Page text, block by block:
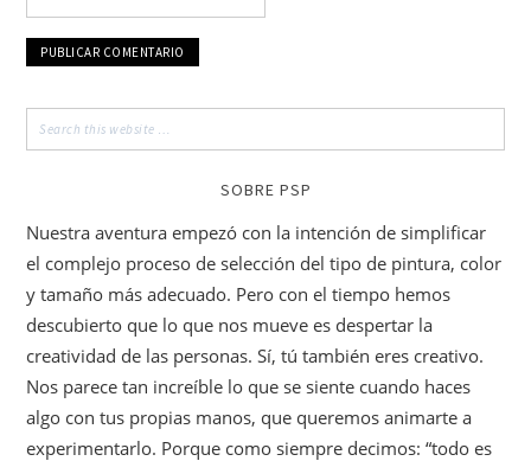
SOBRE PSP
Nuestra aventura empezó con la intención de simplificar
el complejo proceso de selección del tipo de pintura, color
y tamaño más adecuado. Pero con el tiempo hemos
descubierto que lo que nos mueve es despertar la
creatividad de las personas. Sí, tú también eres creativo.
Nos parece tan increíble lo que se siente cuando haces
algo con tus propias manos, que queremos animarte a
experimentarlo. Porque como siempre decimos: “todo es